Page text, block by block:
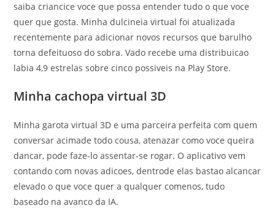
saiba criancice voce que possa entender tudo o que voce
quer que gosta. Minha dulcineia virtual foi atualizada
recentemente para adicionar novos recursos que barulho
torna defeituoso do sobra. Vado recebe uma distribuicao
labia 4,9 estrelas sobre cinco possiveis na Play Store.
Minha cachopa virtual 3D
Minha garota virtual 3D e uma parceira perfeita com quem
conversar acimade todo cousa, atenazar como voce queira
dancar, pode faze-lo assentar-se rogar. O aplicativo vem
contando com novas adicoes, dentrode elas bastao alcancar
elevado o que voce quer a qualquer comenos, tudo
baseado na avanco da IA.